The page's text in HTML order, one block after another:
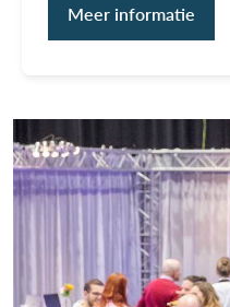
Meer informatie